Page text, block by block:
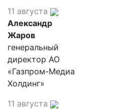
11 августа
Александр
Жаров
генеральный
директор АО
«Газпром-Медиа
Холдинг»
11 августа